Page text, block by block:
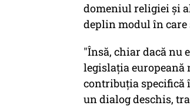
domeniul religiei şi
deplin modul în care
"Însă, chiar dacă nu
legislaţia
contribuţia specifică
un dialog deschis,